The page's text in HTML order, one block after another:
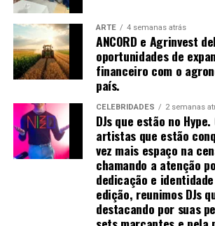
Uma vez que o de-qi é observado,
utilizadas para “influenciar” o de-qi: por
através de certa manipulação, o de-qi
supostamente, ser transferido do local
locais mais distantes do corpo. Outras
objetivam “tonificar” (chinês: 补; pinyin:
(chinês: 泄; pinyin: xiè) o qi.
As primeiras técnicas são usadas em
deficiência, as últimas em padrões de
[61] O de-qi é mais importante na
enquanto os pacientes ocidentais e
não considerá-lo uma parte necessária
ARTE 4 semanas atrás
ANCORD e Agrinvest
oportunidades de
financeiro com o
país.
CELEBRIDADES 2 semanas
DJs que estão no
artistas que estão
vez mais espaço na
chamando a atenção
dedicação e
edição, reunimos DJs
destacando por suas